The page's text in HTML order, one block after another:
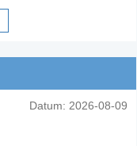
Datum: 2026-08-09